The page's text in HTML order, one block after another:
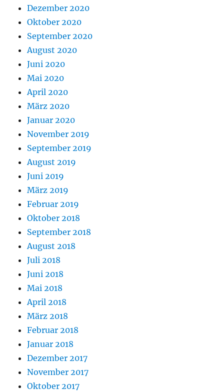
Dezember 2020
Oktober 2020
September 2020
August 2020
Juni 2020
Mai 2020
April 2020
März 2020
Januar 2020
November 2019
September 2019
August 2019
Juni 2019
März 2019
Februar 2019
Oktober 2018
September 2018
August 2018
Juli 2018
Juni 2018
Mai 2018
April 2018
März 2018
Februar 2018
Januar 2018
Dezember 2017
November 2017
Oktober 2017